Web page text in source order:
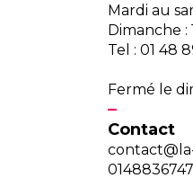
Mardi au
Dimanche :
Tel : 01 48
Fermé le
Contact
0148836747